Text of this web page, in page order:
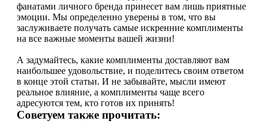
фанатами личного бренда принесет вам лишь приятные
эмоции. Мы определенно уверены в том, что вы
заслуживаете получать самые искренние комплименты
на все важные моменты вашей жизни!
А задумайтесь, какие комплименты доставляют вам
наибольшее удовольствие, и поделитесь своим ответом
в конце этой статьи. И не забывайте, мысли имеют
реальное влияние, а комплименты чаще всего
адресуются тем, кто готов их принять!
Советуем также прочитать: